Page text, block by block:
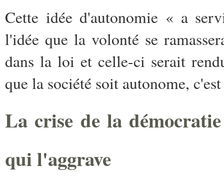
Cette idée d'autonomie « a
l'idée que la volonté se
dans la loi et celle-ci serait
que la société soit autonome,
La crise de la
qui l'aggrave